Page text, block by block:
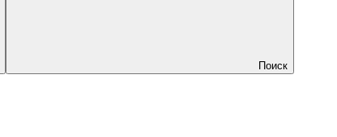
Поиск